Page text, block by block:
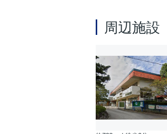
周辺施設